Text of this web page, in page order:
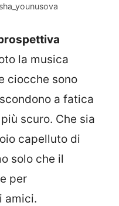
la musica
ciocche sono
a fatica
scuro. Che sia
capelluto di
solo che il
per
amici.